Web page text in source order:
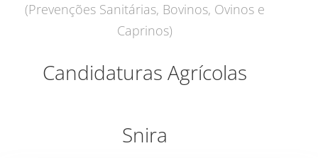
(Prevenções Sanitárias, Bovinos, Ovinos e
Caprinos)
Candidaturas Agrícolas
Snira